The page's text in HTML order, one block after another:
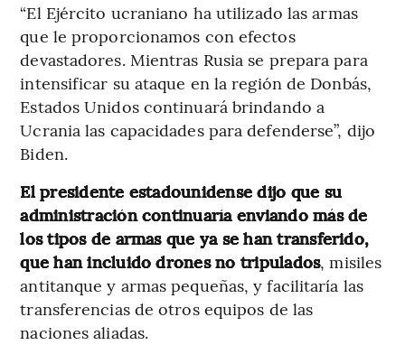
“El Ejército ucraniano ha utilizado las armas
que le proporcionamos con efectos
devastadores. Mientras Rusia se prepara para
intensificar su ataque en la región de Donbás,
Estados Unidos continuará brindando a
Ucrania las capacidades para defenderse”, dijo
Biden.
El presidente estadounidense dijo que su
administración continuaría enviando más de
los tipos de armas que ya se han transferido,
que han incluido drones no tripulados, misiles
antitanque y armas pequeñas, y facilitaría las
transferencias de otros equipos de las
naciones aliadas.